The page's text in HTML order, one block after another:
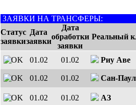
ЗАЯВКИ НА ТРАНСФЕРЫ:
Статус
заявки
Дата
заявки
Дата
обработки
заявки
Реальный
01.02 01.02 Риу Аве
01.02 01.02 Сан-
01.02 01.02 АЗ